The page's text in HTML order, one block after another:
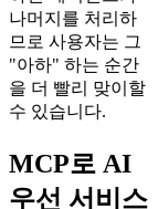
나머지를 처리하
므로 사용자는 그
"아하" 하는 순간
을 더 빨리 맞이할
수 있습니다.
MCP로 AI
우선 서비스